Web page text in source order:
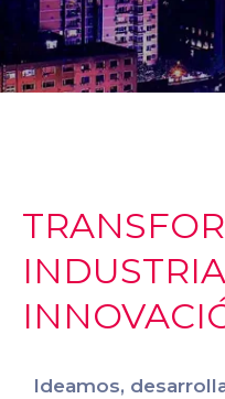
Ideamos,